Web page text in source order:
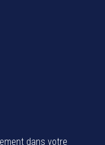
dans votre